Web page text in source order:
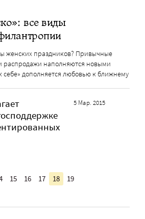
все виды
женских праздников? Привычные
наполняются новыми
себе» дополняется любовью к ближнему
5 Мар. 2015
15 16 17 18 19